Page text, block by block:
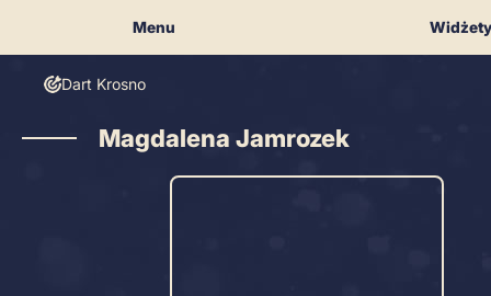
Menu
Dart Krosno
Magdalena Jamrozek
Widżety